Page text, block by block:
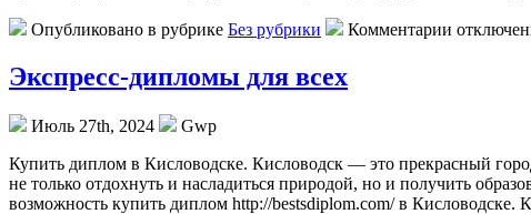
Опубликовано в рубрике Без рубрики Комментарии
Экспресс-дипломы для всех
Июль 27th, 2024
Gwp
Купить диплoм в Кислoвoдскe. Кислoвoдск — это прекрасный
не только отдохнуть и насладиться природой, но и получить
возможность купить диплом http://bestsdiplom.com/ в